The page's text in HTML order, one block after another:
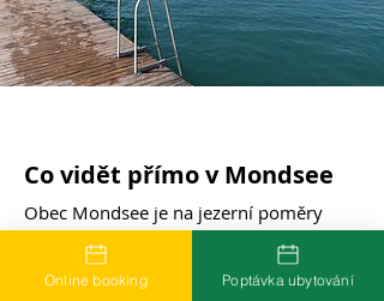
Co vidět přímo v Mondsee
Obec Mondsee je na jezerní poměry
nezvykle bohatá na kulturu — a to
hlavně díky klášteru, který tu stál přes
tisíc let.
Online booking Poptávka ubytování